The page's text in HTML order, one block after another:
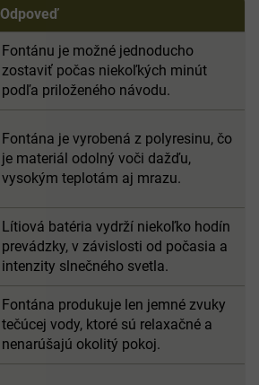
Odpoveď
Fontánu je možné jednoducho
zostaviť počas niekoľkých minút
podľa priloženého návodu.
Fontána je vyrobená z polyresinu, čo
je materiál odolný voči dažďu,
vysokým teplotám aj mrazu.
Lítiová batéria vydrží niekoľko hodín
prevádzky, v závislosti od počasia a
intenzity slnečného svetla.
Fontána produkuje len jemné zvuky
tečúcej vody, ktoré sú relaxačné a
nenarúšajú okolitý pokoj.